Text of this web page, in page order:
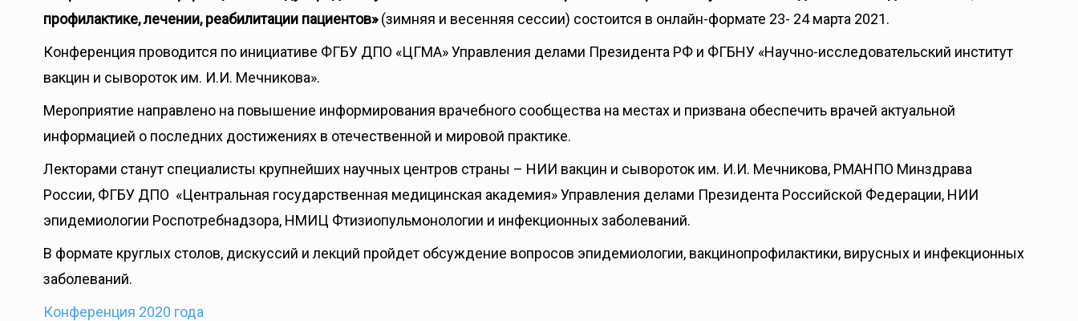
профилактике, лечении, реабилитации пациентов»(зимняя и весенняя сессии) состоится в онлайн-формате 23- 24 марта 2021.
Конференция проводится по инициативе ФГБУ ДПО «ЦГМА» Управления делами Президента РФ и ФГБНУ «Научно-исследовательский институт
вакцин и сывороток им. И.И. Мечникова».
Мероприятие направлено на повышение информирования врачебного сообщества на местах и призвана обеспечить врачей актуальной
информацией о последних достижениях в отечественной и мировой практике.
Лекторами станут специалисты крупнейших научных центров страны – НИИ вакцин и сывороток им. И.И. Мечникова, РМАНПО Минздрава
России, ФГБУ ДПО «Центральная государственная медицинская академия» Управления делами Президента Российской Федерации, НИИ
эпидемиологии Роспотребнадзора, НМИЦ Фтизиопульмонологии и инфекционных заболеваний.
В формате круглых столов, дискуссий и лекций пройдет обсуждение вопросов эпидемиологии, вакцинопрофилактики, вирусных и инфекционных
заболеваний.
Конференция 2020 года